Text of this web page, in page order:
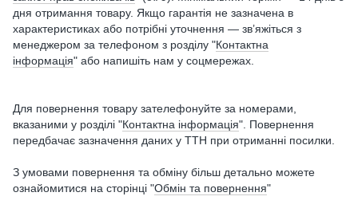
дня отримання товару. Якщо гарантія не зазначена в
характеристиках або потрібні уточнення — зв’яжіться з
менеджером за телефоном з розділу "Контактна
інформація" або напишіть нам у соцмережах.
Для повернення товару зателефонуйте за номерами,
вказаними у розділі "Контактна інформація". Повернення
передбачає зазначення даних у ТТН при отриманні посилки.
З умовами повернення та обміну більш детально можете
ознайомитися на сторінці "Обмін та повернення"